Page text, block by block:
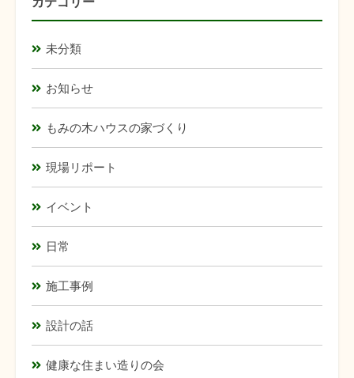
未分類
お知らせ
もみの木ハウスの家づくり
現場リポート
イベント
日常
施工事例
設計の話
健康な住まい造りの会